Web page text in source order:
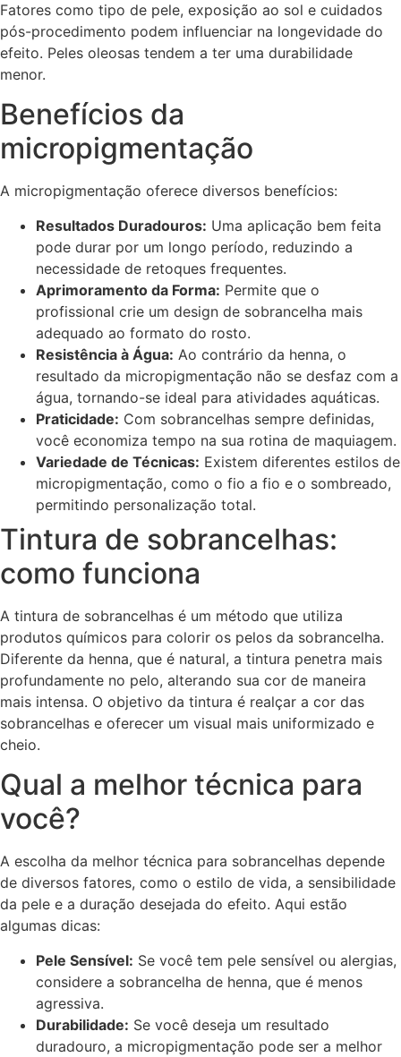
Fatores como tipo de pele, exposição ao sol e cuidados
pós-procedimento podem influenciar na longevidade do
efeito. Peles oleosas tendem a ter uma durabilidade
menor.
Benefícios da
micropigmentação
A micropigmentação oferece diversos benefícios:
Resultados Duradouros: Uma aplicação bem feita
pode durar por um longo período, reduzindo a
necessidade de retoques frequentes.
Aprimoramento da Forma: Permite que o
profissional crie um design de sobrancelha mais
adequado ao formato do rosto.
Resistência à Água: Ao contrário da henna, o
resultado da micropigmentação não se desfaz com a
água, tornando-se ideal para atividades aquáticas.
Praticidade: Com sobrancelhas sempre definidas,
você economiza tempo na sua rotina de maquiagem.
Variedade de Técnicas: Existem diferentes estilos de
micropigmentação, como o fio a fio e o sombreado,
permitindo personalização total.
Tintura de sobrancelhas:
como funciona
A tintura de sobrancelhas é um método que utiliza
produtos químicos para colorir os pelos da sobrancelha.
Diferente da henna, que é natural, a tintura penetra mais
profundamente no pelo, alterando sua cor de maneira
mais intensa. O objetivo da tintura é realçar a cor das
sobrancelhas e oferecer um visual mais uniformizado e
cheio.
Qual a melhor técnica para
você?
A escolha da melhor técnica para sobrancelhas depende
de diversos fatores, como o estilo de vida, a sensibilidade
da pele e a duração desejada do efeito. Aqui estão
algumas dicas:
Pele Sensível: Se você tem pele sensível ou alergias,
considere a sobrancelha de henna, que é menos
agressiva.
Durabilidade: Se você deseja um resultado
duradouro, a micropigmentação pode ser a melhor